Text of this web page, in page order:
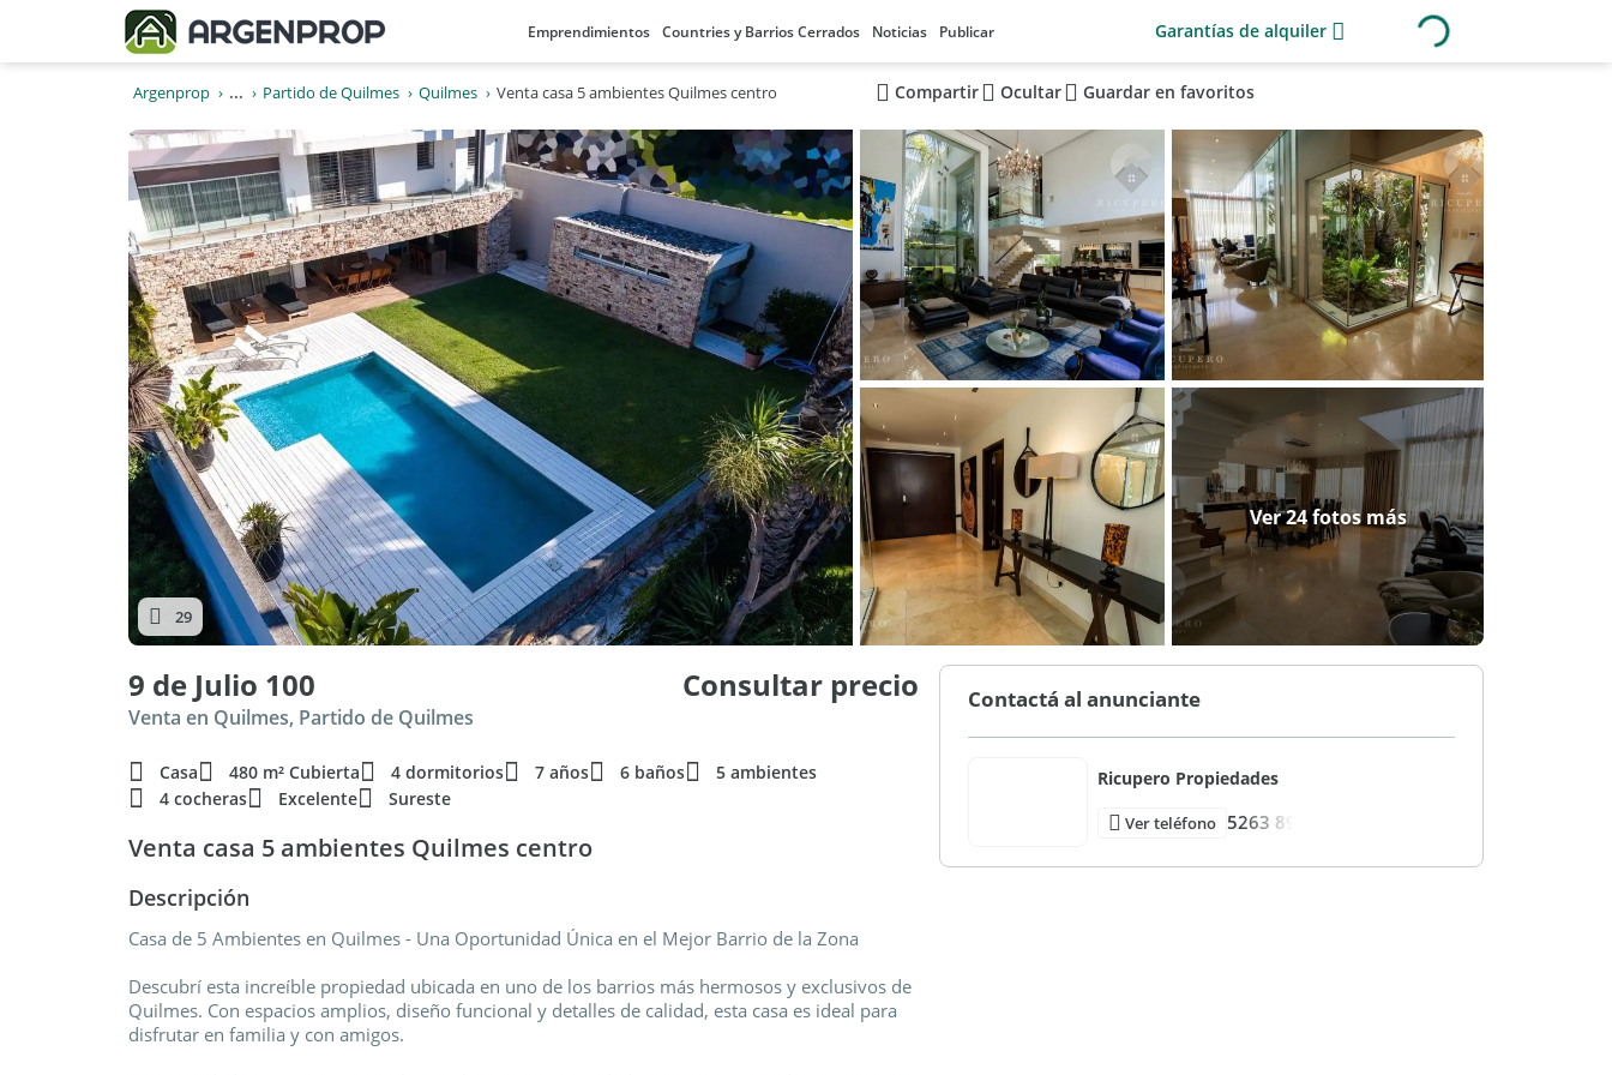
Emprendimientos Countries y Barrios Cerrados Noticias Publicar Garantías de alquiler
Argenprop ... Partido de Quilmes Quilmes Venta casa 5 ambientes Quilmes centro Compartir Ocultar Guardar en favoritos
Ver 24 fotos más
29
9 de Julio 100 Consultar precio
Venta en Quilmes, Partido de Quilmes
Casa 480 m² Cubierta 4 dormitorios 7 años 6 baños
5 ambientes
4 cocheras
Excelente Sureste
Venta casa 5 ambientes Quilmes centro
Descripción
Casa de 5 Ambientes en Quilmes - Una Oportunidad Única en el Mejor Barrio de la Zona
Descubrí esta increíble propiedad ubicada en uno de los barrios más hermosos y exclusivos de
Quilmes. Con espacios amplios, diseño funcional y detalles de calidad, esta casa es ideal para
disfrutar en familia y con amigos.
Contactá al anunciante
Ricupero Propiedades
Ver teléfono 5263 89